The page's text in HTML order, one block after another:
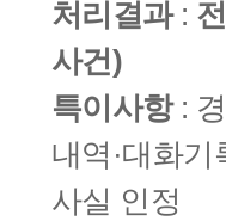
처리결과 :
사건)
특이사항 :
내역·대화기
사실 인정